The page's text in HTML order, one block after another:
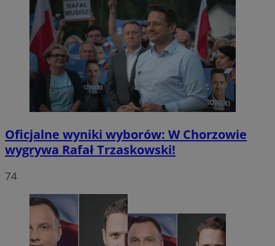
Oficjalne wyniki wyborów: W Chorzowie
wygrywa Rafał Trzaskowski!
74